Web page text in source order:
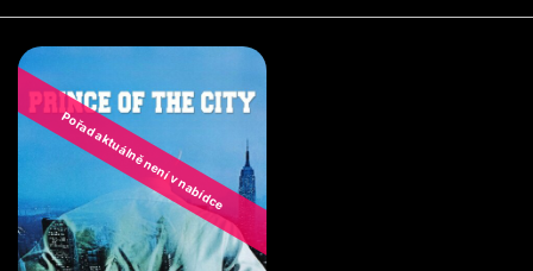
Pořad aktuálně není v nabídce